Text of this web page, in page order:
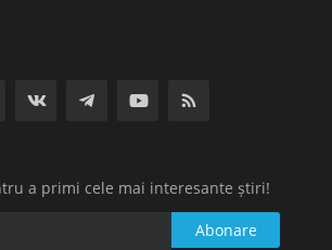
a primi cele mai interesante știri!
Abonare